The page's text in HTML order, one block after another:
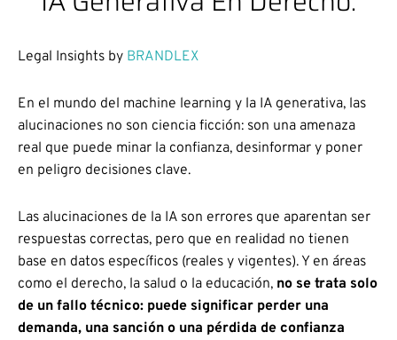
Legal Insights by BRANDLEX
En el mundo del machine learning y la IA generativa, las
alucinaciones no son ciencia ficción: son una amenaza
real que puede minar la confianza, desinformar y poner
en peligro decisiones clave.
Las alucinaciones de la IA son errores que aparentan ser
respuestas correctas, pero que en realidad no tienen
base en datos específicos (reales y vigentes). Y en áreas
como el derecho, la salud o la educación, no se trata solo
de un fallo técnico: puede significar perder una
demanda, una sanción o una pérdida de confianza